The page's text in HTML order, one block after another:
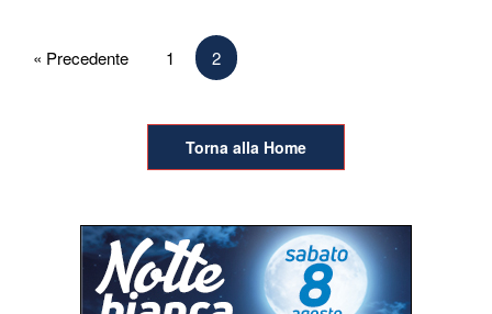
Paginazione
« Precedente 1 2
Torna alla Home